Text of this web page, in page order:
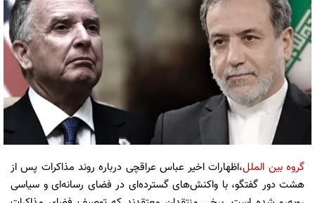
گروه بین الملل،اظهارات اخیر عباس عراقچی درباره روند مذاکرات پس از
هشت دور گفتگو، با واکنش‌های گسترده‌ای در فضای رسانه‌ای و سیاسی